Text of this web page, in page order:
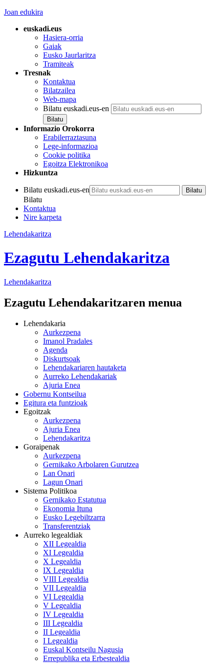
Joan edukira
euskadi.eus
Hasiera-orria
Gaiak
Eusko Jaurlaritza
Tramiteak
Tresnak
Kontaktua
Bilatzailea
Web-mapa
Bilatu euskadi.eus-en
Informazio Orokorra
Erabilerraztasuna
Lege-informazioa
Cookie politika
Egoitza Elektronikoa
Hizkuntza
Bilatu euskadi.eus-en
Bilatu
Kontaktua
Nire karpeta
Lehendakaritza
Ezagutu Lehendakaritza
Lehendakaritza
Ezagutu Lehendakaritzaren menua
Lehendakaria
Aurkezpena
Imanol Pradales
Agenda
Diskurtsoak
Lehendakariaren hautaketa
Aurreko Lehendakariak
Ajuria Enea
Gobernu Kontseilua
Egitura eta funtzioak
Egoitzak
Aurkezpena
Ajuria Enea
Lehendakaritza
Goraipenak
Aurkezpena
Gernikako Arbolaren Gurutzea
Lan Onari
Lagun Onari
Sistema Politikoa
Gernikako Estatutua
Ekonomia Ituna
Eusko Legebiltzarra
Transferentziak
Aurreko legealdiak
XII Legealdia
XI Legealdia
X Legealdia
IX Legealdia
VIII Legealdia
VII Legealdia
VI Legealdia
V Legealdia
IV Legealdia
III Legealdia
II Legealdia
I Legealdia
Euskal Kontseilu Nagusia
Errepublika eta Erbestealdia